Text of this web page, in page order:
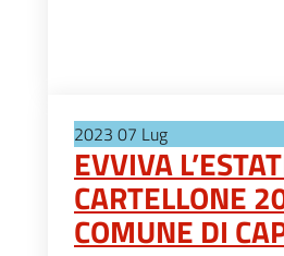
2023 07 Lug
EVVIVA
CARTELLONE
COMUNE DI